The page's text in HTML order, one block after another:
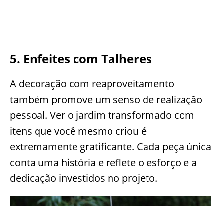
5. Enfeites com Talheres
A decoração com reaproveitamento
também promove um senso de realização
pessoal. Ver o jardim transformado com
itens que você mesmo criou é
extremamente gratificante. Cada peça única
conta uma história e reflete o esforço e a
dedicação investidos no projeto.